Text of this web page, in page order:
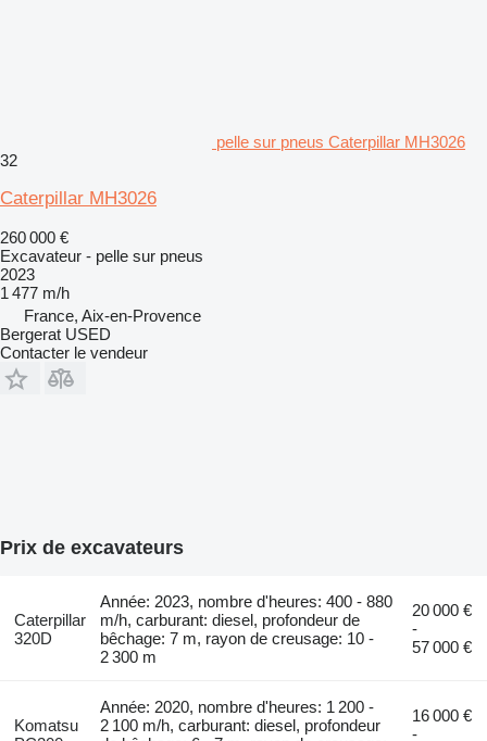
pelle sur pneus Caterpillar MH3026
32
Caterpillar MH3026
260 000 €
Excavateur - pelle sur pneus
2023
1 477 m/h
France, Aix-en-Provence
Bergerat USED
Contacter le vendeur
Prix de excavateurs
Caterpillar
320D
Année: 2023, nombre d'heures: 400 - 880
m/h, carburant: diesel, profondeur de
bêchage: 7 m, rayon de creusage: 10 -
2 300 m
20 000 €
-
57 000 €
Komatsu
Année: 2020, nombre d'heures: 1 200 -
2 100 m/h, carburant: diesel, profondeur
16 000 €
-